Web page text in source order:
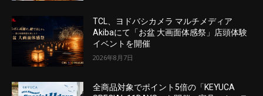
TCL、ヨドバシカメラ マルチメディア
Akibaにて「お盆 大画面体感祭」店頭体験
イベントを開催
2026年8月7日
全商品対象でポイント5倍の「KEYUCA